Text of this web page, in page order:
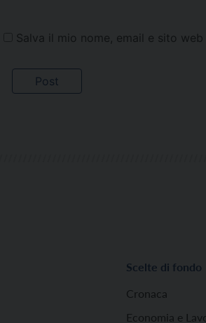
Salva il mio nome, email e sito
Scelte di fondo
Cronaca
Economia e